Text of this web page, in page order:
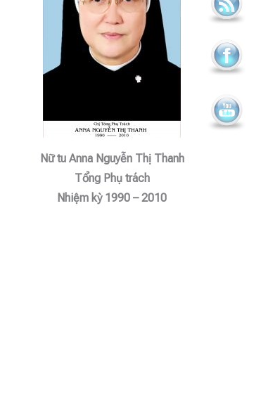
Nữ tu Anna Nguyễn Thị Thanh
Tổng Phụ trách
Nhiệm kỳ 1990 – 2010